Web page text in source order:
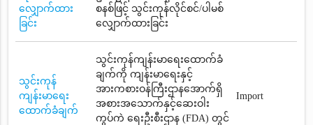
လျှောက်ထား
ခြင်း
စနစ်ဖြင့် သွင်းကုန်လိုင်စင်/ပါမစ်
လျှောက်ထားခြင်း
သွင်းကုန်
ကျန်းမာရေး
ထောက်ခံချက်
သွင်းကုန်ကျန်းမာရေးထောက်ခံ
ချက်ကို ကျန်းမာရေးနှင့်
အားကစားဝန်ကြီးဌာနအောက်ရှိ
အစားအသောက်နှင့်ဆေးဝါး
ကွပ်ကဲ ရေးဦးစီးဌာန (FDA) တွင်
Import